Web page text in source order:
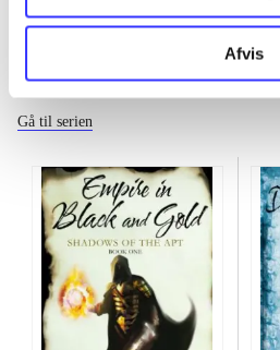
Afvis
Shadows of the Apt
Gå til serien